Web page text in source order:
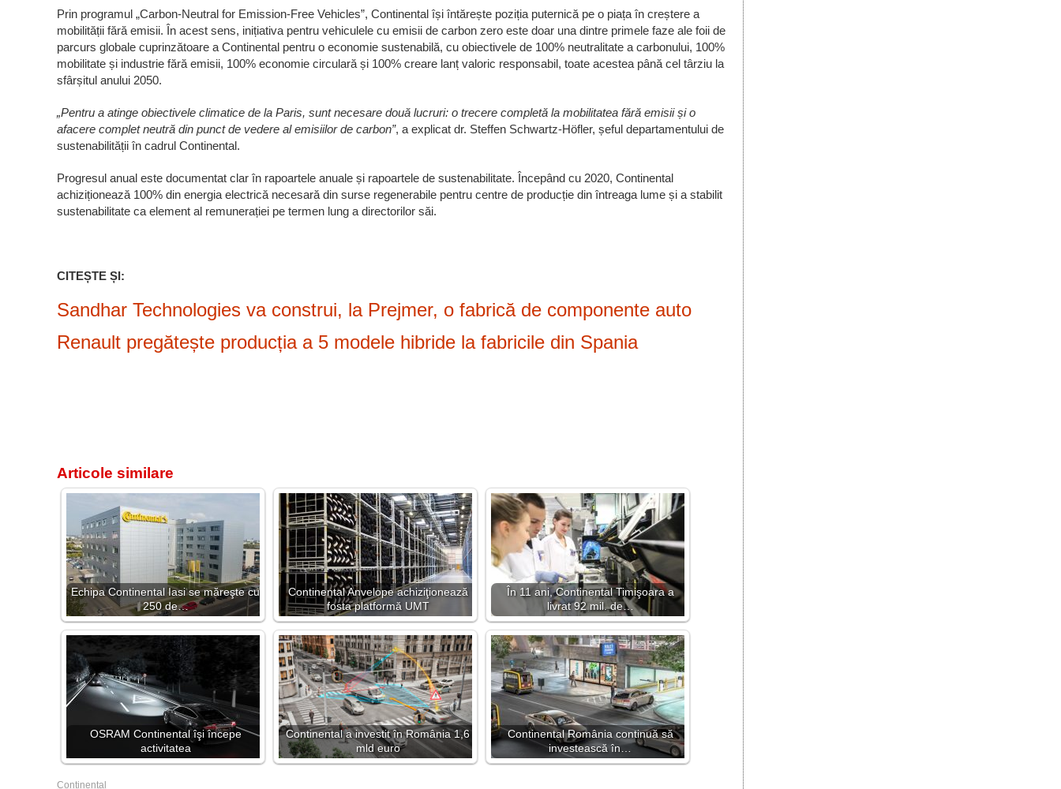
Prin programul „Carbon-Neutral for Emission-Free Vehicles”, Continental își întărește poziția puternică pe o piața în creștere a
mobilității fără emisii. În acest sens, inițiativa pentru vehiculele cu emisii de carbon zero este doar una dintre primele faze ale foii de
parcurs globale cuprinzătoare a Continental pentru o economie sustenabilă, cu obiectivele de 100% neutralitate a carbonului, 100%
mobilitate și industrie fără emisii, 100% economie circulară și 100% creare lanț valoric responsabil, toate acestea până cel târziu la
sfârșitul anului 2050.
„Pentru a atinge obiectivele climatice de la Paris, sunt necesare două lucruri: o trecere completă la mobilitatea fără emisii și o
afacere complet neutră din punct de vedere al emisiilor de carbon”, a explicat dr. Steffen Schwartz-Höfler, șeful departamentului de
sustenabilității în cadrul Continental.
Progresul anual este documentat clar în rapoartele anuale și rapoartele de sustenabilitate. Începând cu 2020, Continental
achiziționează 100% din energia electrică necesară din surse regenerabile pentru centre de producție din întreaga lume și a stabilit
sustenabilitate ca element al remunerației pe termen lung a directorilor săi.
CITEȘTE ȘI:
Sandhar Technologies va construi, la Prejmer, o fabrică de componente auto
Renault pregătește producția a 5 modele hibride la fabricile din Spania
Articole similare
Echipa Continental Iasi se măreşte cu
250 de…
Continental Anvelope achiziţionează
fosta platformă UMT
În 11 ani, Continental Timişoara a
livrat 92 mil. de…
OSRAM Continental îşi începe
activitatea
Continental a investit în România 1,6
mld euro
Continental România continuă să
investească în…
Continental